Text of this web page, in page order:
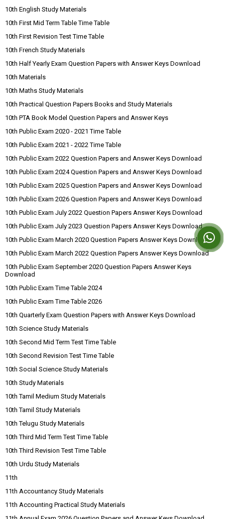
10th English Study Materials
10th First Mid Term Table Time Table
10th First Revision Test Time Table
10th French Study Materials
10th Half Yearly Exam Question Papers with Answer Keys Download
10th Materials
10th Maths Study Materials
10th Practical Question Papers Books and Study Materials
10th PTA Book Model Question Papers and Answer Keys
10th Public Exam 2020 - 2021 Time Table
10th Public Exam 2021 - 2022 Time Table
10th Public Exam 2022 Question Papers and Answer Keys Download
10th Public Exam 2024 Question Papers and Answer Keys Download
10th Public Exam 2025 Question Papers and Answer Keys Download
10th Public Exam 2026 Question Papers and Answer Keys Download
10th Public Exam July 2022 Question Papers Answer Keys Download
10th Public Exam July 2023 Question Papers Answer Keys Download
10th Public Exam March 2020 Question Papers Answer Keys Download
10th Public Exam March 2022 Question Papers Answer Keys Download
10th Public Exam September 2020 Question Papers Answer Keys
Download
10th Public Exam Time Table 2024
10th Public Exam Time Table 2026
10th Quarterly Exam Question Papers with Answer Keys Download
10th Science Study Materials
10th Second Mid Term Test Time Table
10th Second Revision Test Time Table
10th Social Science Study Materials
10th Study Materials
10th Tamil Medium Study Materials
10th Tamil Study Materials
10th Telugu Study Materials
10th Third Mid Term Test Time Table
10th Third Revision Test Time Table
10th Urdu Study Materials
11th
11th Accountancy Study Materials
11th Accounting Practical Study Materials